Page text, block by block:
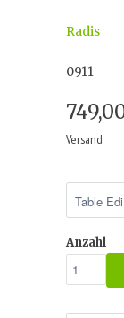
Radis
0911
Versand
Anzahl